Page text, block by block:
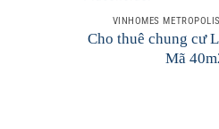
VINHOMES
Cho thuê chung cư
Mã